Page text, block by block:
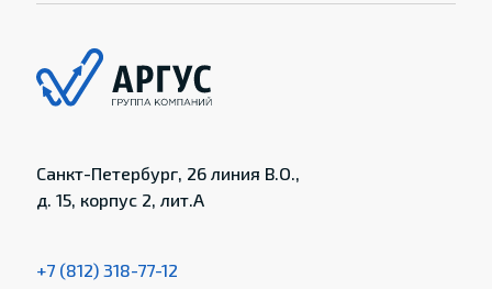
Санкт-Петербург, 26 линия В.О.,
д. 15, корпус 2, лит.А
+7 (812) 318-77-12